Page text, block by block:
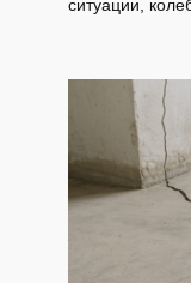
ситуации,